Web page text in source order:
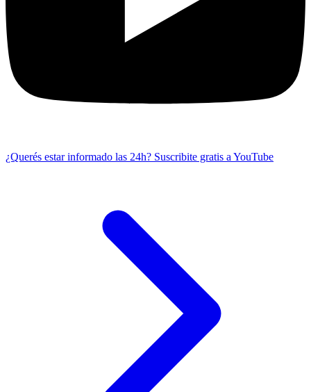
¿Querés estar informado las 24h? Suscribite gratis a YouTube